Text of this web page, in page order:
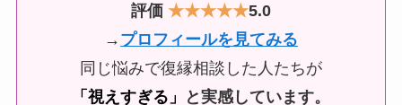
評価 ★★★★★5.0
→ プロフィールを見てみる
同じ悩みで復縁相談した人たちが
「視えすぎる」
と実感しています。